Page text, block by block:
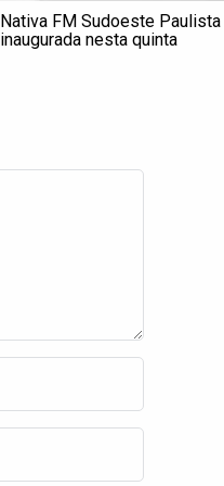
Nativa FM Sudoeste
inaugurada nesta quinta